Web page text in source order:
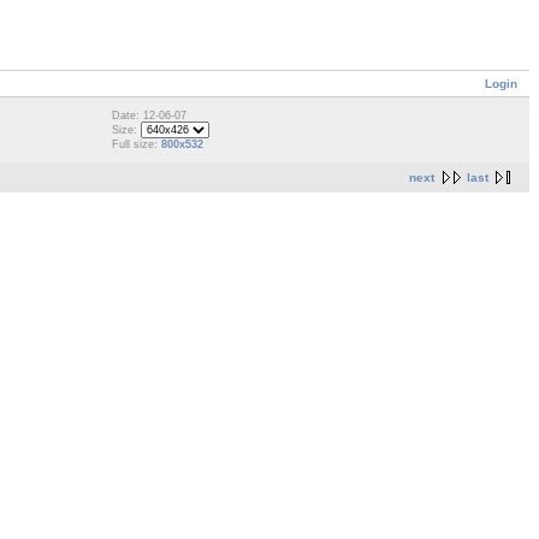
Login
Date: 12-06-07
Size:
Full size: 800x532
next last